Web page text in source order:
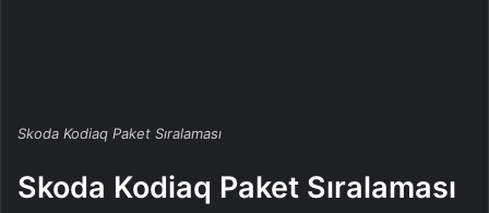
Skoda Kodiaq Paket Sıralaması
Skoda Kodiaq Paket Sıralaması